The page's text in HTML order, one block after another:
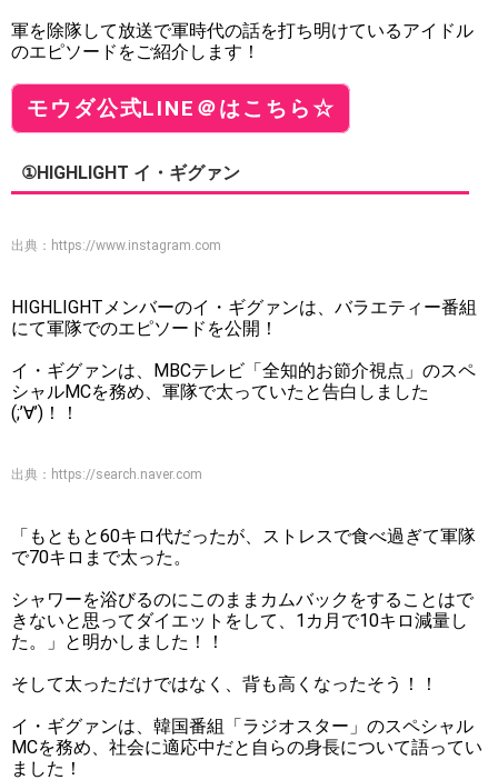
軍を除隊して放送で軍時代の話を打ち明けているアイドル
のエピソードをご紹介します！
モウダ公式LINE＠はこちら☆
①HIGHLIGHT イ・ギグァン
出典： https://www.instagram.com
HIGHLIGHTメンバーのイ・ギグァンは、バラエティー番組
にて軍隊でのエピソードを公開！
イ・ギグァンは、MBCテレビ「全知的お節介視点」のスペ
シャルMCを務め、軍隊で太っていたと告白しました
(;’∀’)！！
出典： https://search.naver.com
「もともと60キロ代だったが、ストレスで食べ過ぎて軍隊
で70キロまで太った。
シャワーを浴びるのにこのままカムバックをすることはで
きないと思ってダイエットをして、1カ月で10キロ減量し
た。」と明かしました！！
そして太っただけではなく、背も高くなったそう！！
イ・ギグァンは、韓国番組「ラジオスター」のスペシャル
MCを務め、社会に適応中だと自らの身長について語ってい
ました！